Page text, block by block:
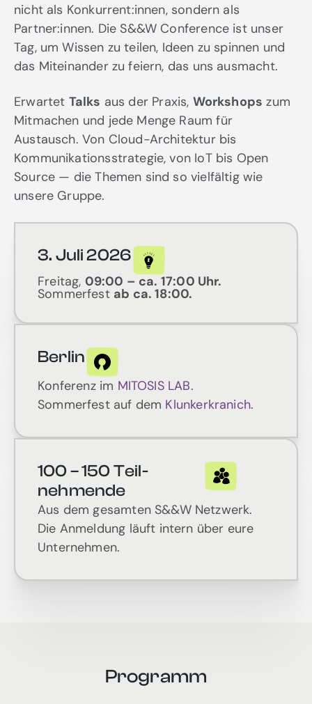
nicht als Konkurrent:innen, sondern als
Partner:innen. Die S&&W Conference ist unser
Tag, um Wissen zu teilen, Ideen zu spinnen und
das Miteinander zu feiern, das uns ausmacht.
Erwartet Talks aus der Praxis, Workshops zum
Mitmachen und jede Menge Raum für
Austausch. Von Cloud-Architektur bis
Kommunikationsstrategie, von IoT bis Open
Source — die Themen sind so vielfältig wie
unsere Gruppe.
3. Juli 2026
Freitag, 09:00 – ca. 17:00 Uhr.
Sommerfest ab ca. 18:00.
Berlin
Konferenz im MITOSIS LAB.
Sommerfest auf dem Klunkerkranich.
100 – 150 Teil­
nehmende
Aus dem gesamten S&&W Netzwerk.
Die Anmeldung läuft intern über eure
Unternehmen.
Programm